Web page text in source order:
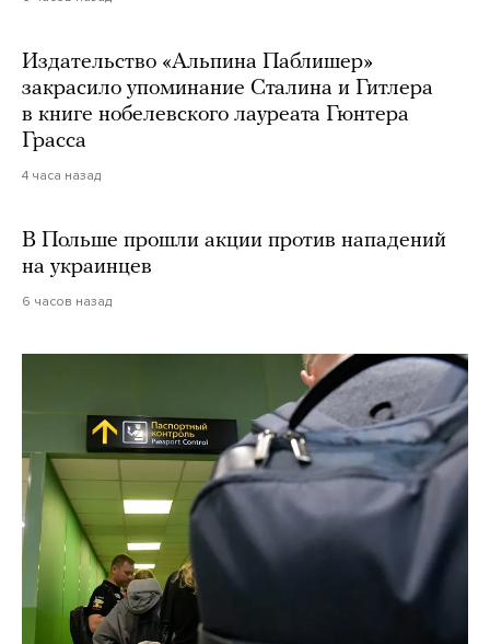
Издательство «Альпина Паблишер»
закрасило упоминание Сталина и Гитлера
в книге нобелевского лауреата Гюнтера
Грасса
4 часа назад
В Польше прошли акции против нападений
на украинцев
6 часов назад